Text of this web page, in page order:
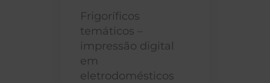
Frigoríficos
temáticos –
impressão digital
em
eletrodomésticos